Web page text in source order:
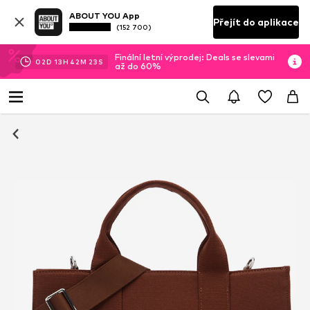
ABOUT YOU App
(152 700) Přejít do aplikace
02D 13H 42M 23 S
Finální letní výprodej: Deals se slevami
až do 60%